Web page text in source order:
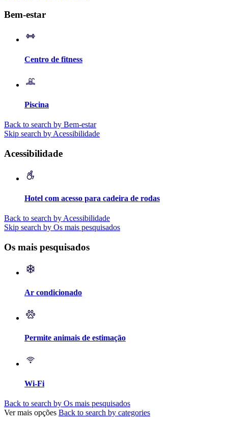
Bem-estar
Centro de fitness
Piscina
Back to search by Bem-estar
Skip search by Acessibilidade
Acessibilidade
Hotel com acesso para cadeira de rodas
Back to search by Acessibilidade
Skip search by Os mais pesquisados
Os mais pesquisados
Ar condicionado
Permite animais de estimação
Wi-Fi
Back to search by Os mais pesquisados
Ver mais opções Back to search by categories